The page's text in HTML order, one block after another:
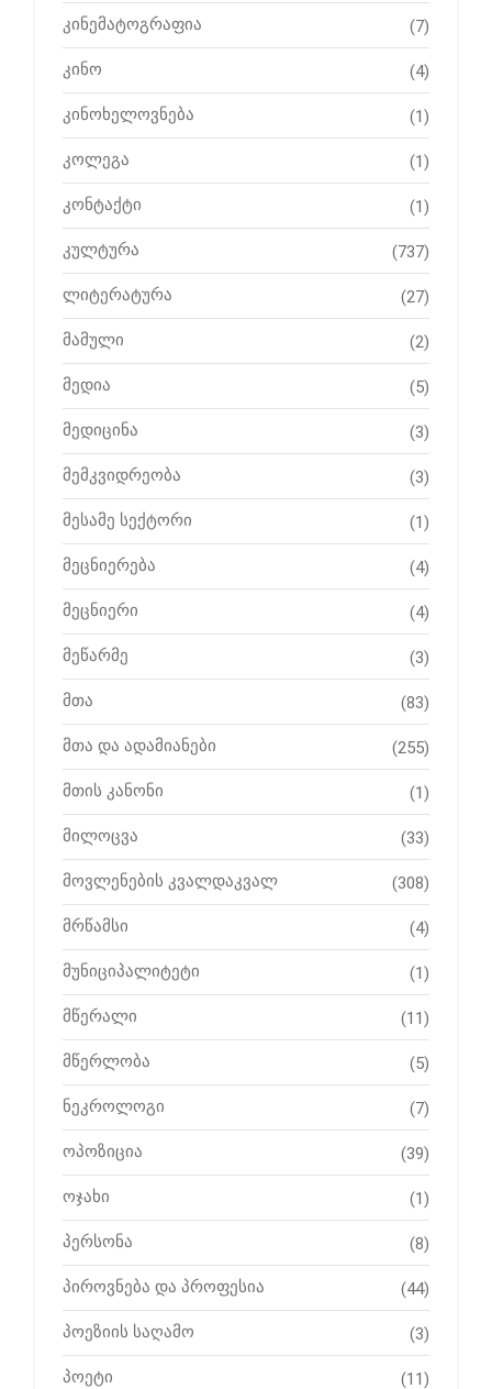
კინემატოგრაფია (7)
კინო (4)
კინოხელოვნება (1)
კოლეგა (1)
კონტაქტი (1)
კულტურა (737)
ლიტერატურა (27)
მამული (2)
მედია (5)
მედიცინა (3)
მემკვიდრეობა (3)
მესამე სექტორი (1)
მეცნიერება (4)
მეცნიერი (4)
მეწარმე (3)
მთა (83)
მთა და ადამიანები (255)
მთის კანონი (1)
მილოცვა (33)
მოვლენების კვალდაკვალ (308)
მრწამსი (4)
მუნიციპალიტეტი (1)
მწერალი (11)
მწერლობა (5)
ნეკროლოგი (7)
ოპოზიცია (39)
ოჯახი (1)
პერსონა (8)
პიროვნება და პროფესია (44)
პოეზიის საღამო (3)
პოეტი (11)